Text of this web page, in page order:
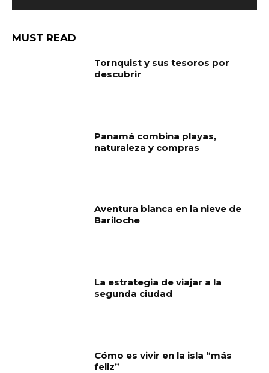
MUST READ
Tornquist y sus tesoros por
descubrir
Panamá combina playas,
naturaleza y compras
Aventura blanca en la nieve de
Bariloche
La estrategia de viajar a la
segunda ciudad
Cómo es vivir en la isla “más
feliz”